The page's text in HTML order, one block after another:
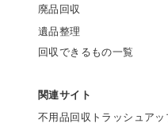
廃品回収
遺品整理
回収できるもの一覧
関連サイト
不用品回収トラッシュアッ